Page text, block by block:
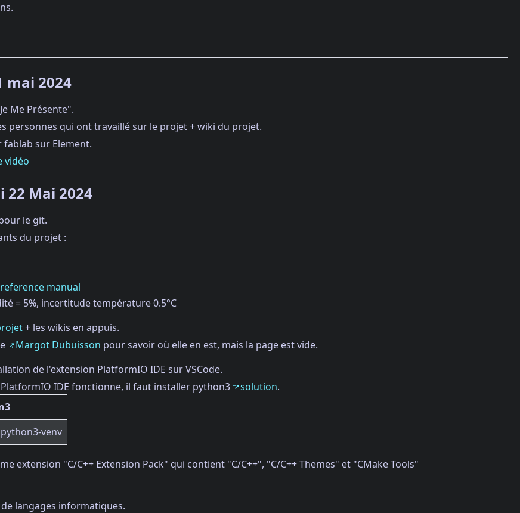
mai 2024
Me Présente".
personnes qui ont travaillé sur le projet + wiki du projet.
fablab sur Element.
vidéo
22 Mai 2024
le git.
du projet :
manual
= 5%, incertitude température 0.5°C
+ les wikis en appuis.
Margot Dubuisson pour savoir où elle en est, mais la page est vide.
de l'extension PlatformIO IDE sur VSCode.
IDE fonctionne, il faut installer python3
solution.
venv
extension "C/C++ Extension Pack" qui contient "C/C++", "C/C++ Themes" et "CMake Tools"
de langages informatiques.